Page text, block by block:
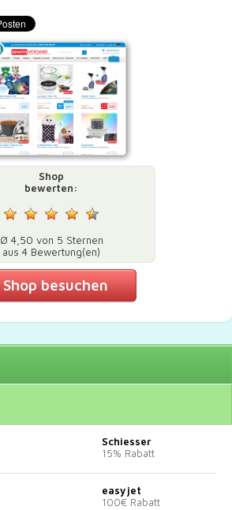
Shop
bewerten:
Ø 4,50 von 5 Sternen
aus 4 Bewertung(en)
Shop besuchen
Schiesser
15% Rabatt
easyjet
100€ Rabatt